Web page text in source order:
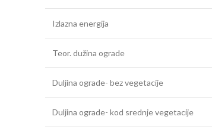
Izlazna energija
Teor. dužina ograde
Duljina ograde- bez vegetacije
Duljina ograde- kod srednje vegetacije